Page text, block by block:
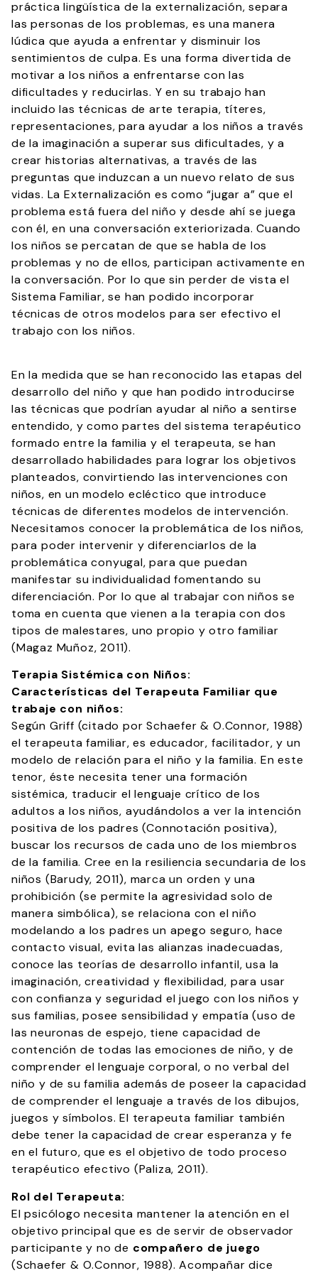
práctica lingüística de la externalización, separa
las personas de los problemas, es una manera
lúdica que ayuda a enfrentar y disminuir los
sentimientos de culpa. Es una forma divertida de
motivar a los niños a enfrentarse con las
dificultades y reducirlas. Y en su trabajo han
incluido las técnicas de arte terapia, títeres,
representaciones, para ayudar a los niños a través
de la imaginación a superar sus dificultades, y a
crear historias alternativas, a través de las
preguntas que induzcan a un nuevo relato de sus
vidas. La Externalización es como “jugar a” que el
problema está fuera del niño y desde ahí se juega
con él, en una conversación exteriorizada. Cuando
los niños se percatan de que se habla de los
problemas y no de ellos, participan activamente en
la conversación. Por lo que sin perder de vista el
Sistema Familiar, se han podido incorporar
técnicas de otros modelos para ser efectivo el
trabajo con los niños.
En la medida que se han reconocido las etapas del
desarrollo del niño y que han podido introducirse
las técnicas que podrían ayudar al niño a sentirse
entendido, y como partes del sistema terapéutico
formado entre la familia y el terapeuta, se han
desarrollado habilidades para lograr los objetivos
planteados, convirtiendo las intervenciones con
niños, en un modelo ecléctico que introduce
técnicas de diferentes modelos de intervención.
Necesitamos conocer la problemática de los niños,
para poder intervenir y diferenciarlos de la
problemática conyugal, para que puedan
manifestar su individualidad fomentando su
diferenciación. Por lo que al trabajar con niños se
toma en cuenta que vienen a la terapia con dos
tipos de malestares, uno propio y otro familiar
(Magaz Muñoz, 2011).
Terapia Sistémica con Niños:
Características del Terapeuta Familiar que
trabaje con niños:
Según Griff (citado por Schaefer & O.Connor, 1988)
el terapeuta familiar, es educador, facilitador, y un
modelo de relación para el niño y la familia. En este
tenor, éste necesita tener una formación
sistémica, traducir el lenguaje crítico de los
adultos a los niños, ayudándolos a ver la intención
positiva de los padres (Connotación positiva),
buscar los recursos de cada uno de los miembros
de la familia. Cree en la resiliencia secundaria de los
niños (Barudy, 2011), marca un orden y una
prohibición (se permite la agresividad solo de
manera simbólica), se relaciona con el niño
modelando a los padres un apego seguro, hace
contacto visual, evita las alianzas inadecuadas,
conoce las teorías de desarrollo infantil, usa la
imaginación, creatividad y flexibilidad, para usar
con confianza y seguridad el juego con los niños y
sus familias, posee sensibilidad y empatía (uso de
las neuronas de espejo, tiene capacidad de
contención de todas las emociones de niño, y de
comprender el lenguaje corporal, o no verbal del
niño y de su familia además de poseer la capacidad
de comprender el lenguaje a través de los dibujos,
juegos y símbolos. El terapeuta familiar también
debe tener la capacidad de crear esperanza y fe
en el futuro, que es el objetivo de todo proceso
terapéutico efectivo (Paliza, 2011).
Rol del Terapeuta:
El psicólogo necesita mantener la atención en el
objetivo principal que es de servir de observador
participante y no de compañero de juego
(Schaefer & O.Connor, 1988). Acompañar dice